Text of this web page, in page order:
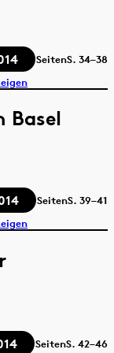
SeitenS. 34–38
Basel
SeitenS. 39–41
SeitenS. 42–46